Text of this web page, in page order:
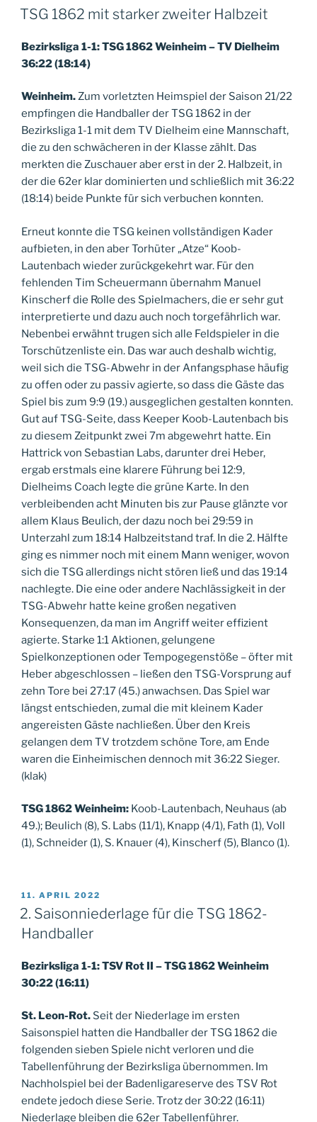
AM
TSG 1862 mit starker zweiter Halbzeit
Bezirksliga 1-1: TSG 1862 Weinheim – TV Dielheim
36:22 (18:14)
Weinheim.Zum vorletzten Heimspiel der Saison 21/22
empfingen die Handballer der TSG 1862 in der
Bezirksliga 1-1 mit dem TV Dielheim eine Mannschaft,
die zu den schwächeren in der Klasse zählt. Das
merkten die Zuschauer aber erst in der 2. Halbzeit, in
der die 62er klar dominierten und schließlich mit 36:22
(18:14) beide Punkte für sich verbuchen konnten.
Erneut konnte die TSG keinen vollständigen Kader
aufbieten, in den aber Torhüter „Atze“ Koob-
Lautenbach wieder zurückgekehrt war. Für den
fehlenden Tim Scheuermann übernahm Manuel
Kinscherf die Rolle des Spielmachers, die er sehr gut
interpretierte und dazu auch noch torgefährlich war.
Nebenbei erwähnt trugen sich alle Feldspieler in die
Torschützenliste ein. Das war auch deshalb wichtig,
weil sich die TSG-Abwehr in der Anfangsphase häufig
zu offen oder zu passiv agierte, so dass die Gäste das
Spiel bis zum 9:9 (19.) ausgeglichen gestalten konnten.
Gut auf TSG-Seite, dass Keeper Koob-Lautenbach bis
zu diesem Zeitpunkt zwei 7m abgewehrt hatte. Ein
Hattrick von Sebastian Labs, darunter drei Heber,
ergab erstmals eine klarere Führung bei 12:9,
Dielheims Coach legte die grüne Karte. In den
verbleibenden acht Minuten bis zur Pause glänzte vor
allem Klaus Beulich, der dazu noch bei 29:59 in
Unterzahl zum 18:14 Halbzeitstand traf. In die 2. Hälfte
ging es nimmer noch mit einem Mann weniger, wovon
sich die TSG allerdings nicht stören ließ und das 19:14
nachlegte. Die eine oder andere Nachlässigkeit in der
TSG-Abwehr hatte keine großen negativen
Konsequenzen, da man im Angriff weiter effizient
agierte. Starke 1:1 Aktionen, gelungene
Spielkonzeptionen oder Tempogegenstöße – öfter mit
Heber abgeschlossen – ließen den TSG-Vorsprung auf
zehn Tore bei 27:17 (45.) anwachsen. Das Spiel war
längst entschieden, zumal die mit kleinem Kader
angereisten Gäste nachließen. Über den Kreis
gelangen dem TV trotzdem schöne Tore, am Ende
waren die Einheimischen dennoch mit 36:22 Sieger.
(klak)
TSG 1862 Weinheim: Koob-Lautenbach, Neuhaus (ab
49.); Beulich (8), S. Labs (11/1), Knapp (4/1), Fath (1), Voll
(1), Schneider (1), S. Knauer (4), Kinscherf (5), Blanco (1).
VERÖFFENTLICHT
AM
11. APRIL 2022
2. Saisonniederlage für die TSG 1862-
Handballer
Bezirksliga 1-1: TSV Rot II – TSG 1862 Weinheim
30:22 (16:11)
St. Leon-Rot. Seit der Niederlage im ersten
Saisonspiel hatten die Handballer der TSG 1862 die
folgenden sieben Spiele nicht verloren und die
Tabellenführung der Bezirksliga übernommen. Im
Nachholspiel bei der Badenligareserve des TSV Rot
endete jedoch diese Serie. Trotz der 30:22 (16:11)
Niederlage bleiben die 62er Tabellenführer.